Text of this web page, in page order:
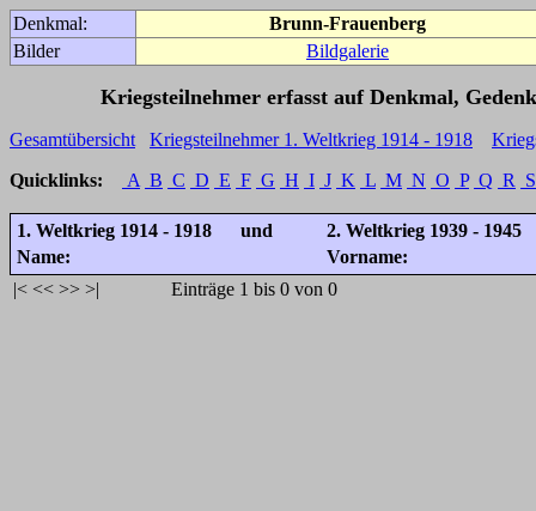
Denkmal:
Brunn-Frauenberg
Bilder
Bildgalerie
Kriegsteilnehmer erfasst auf Denkmal,
Gesamtübersicht Kriegsteilnehmer 1. Weltkrieg 1914 - 1918
Quicklinks:
A B C D E F G H I J K L M N O P Q R S
1. Weltkrieg 1914 - 1918 und
2. Weltkrieg 1939 - 1945
Name:
Vorname:
|< << >> >| Einträge 1 bis 0 von 0